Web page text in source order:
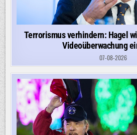
Terrorismus verhindern: Hagel
Videoüberwachung
07-08-2026